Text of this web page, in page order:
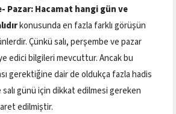
Pazar: Hacamat hangi gün ve
konusunda en fazla farklı görüşün
Çünkü salı, perşembe ve pazar
edici bilgileri mevcuttur. Ancak bu
gerektiğine dair de oldukça fazla hadis
günü için dikkat edilmesi gereken
edilmiştir.